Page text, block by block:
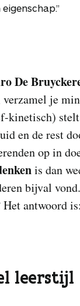
eigenschap.”
De
verzamel je
kinetisch)
en de rest
op in
is dan
bijval
antwoord
leerstijl